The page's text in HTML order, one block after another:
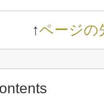
↑ページの